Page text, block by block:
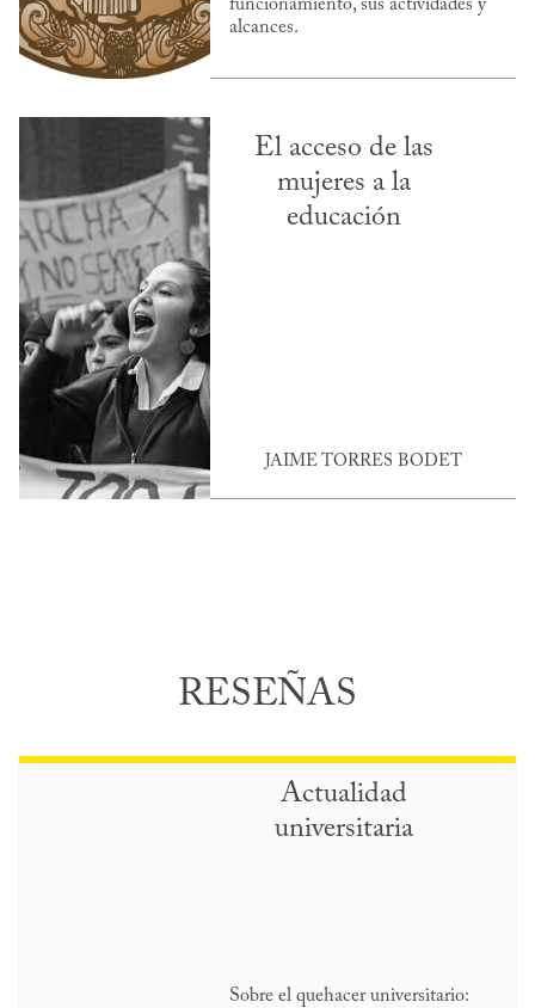
funcionamiento, sus actividades y
alcances.
El acceso de las
mujeres a la
educación
JAIME TORRES BODET
RESEÑAS
Actualidad
universitaria
Sobre el quehacer universitario: